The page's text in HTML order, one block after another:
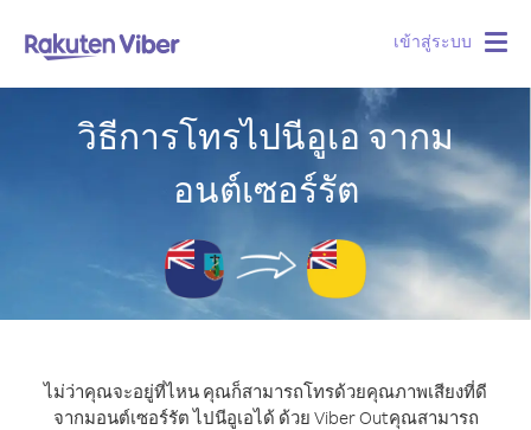
เข้าสู่ระบบ
วิธีการโทรไปนีอูเอ จากม
อนต์เซอร์รัต
ไม่ว่าคุณจะอยู่ที่ไหน คุณก็สามารถโทรด้วยคุณภาพเสียงที่ดี
จากมอนต์เซอร์รัต ไปนีอูเอได้ ด้วย Viber Outคุณสามารถ